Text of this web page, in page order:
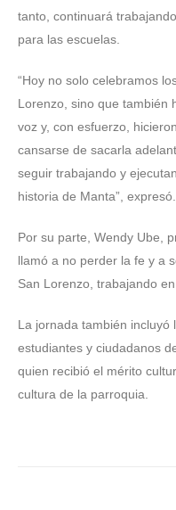
tanto, continuará
para las escuelas.
“Hoy no solo celebramos
Lorenzo, sino que también
voz y, con esfuerzo,
cansarse de sacarla
seguir trabajando y
historia de Manta”, expresó.
Por su parte, Wendy Ube,
llamó a no perder la fe y a
San Lorenzo, trabajando
La jornada también
estudiantes y ciudadanos
quien recibió el mérito
cultura de la parroquia.